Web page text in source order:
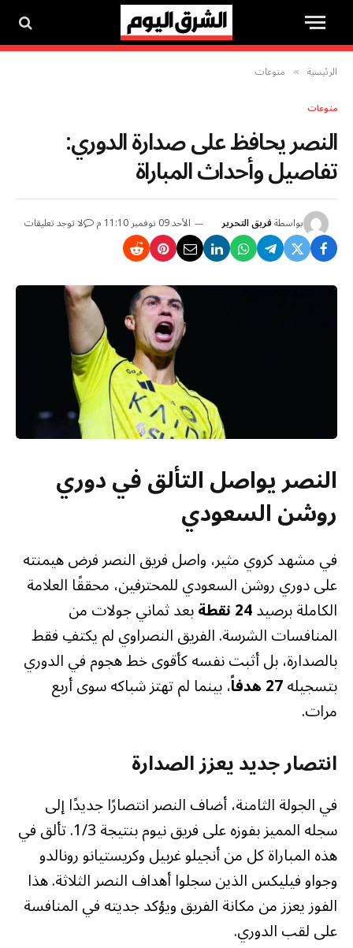
الرئيسية » منوعات
منوعات
النصر يحافظ على صدارة الدوري:
تفاصيل وأحداث المباراة
بواسطةفريق التحرير الأحد 09 نوفمبر 11:10 م لا توجد تعليقات
النصر يواصل التألق في دوري
روشن السعودي
في مشهد كروي مثير، واصل فريق النصر فرض هيمنته
على دوري روشن السعودي للمحترفين، محققًا العلامة
الكاملة برصيد24 نقطة
بعد ثماني جولات من
المنافسات الشرسة. الفريق النصراوي لم يكتفِ فقط
بالصدارة، بل أثبت نفسه كأقوى خط هجوم في الدوري
بتسجيله27 هدفاً
، بينما لم تهتز شباكه سوى أربع
مرات.
انتصار جديد يعزز الصدارة
في الجولة الثامنة، أضاف النصر انتصارًا جديدًا إلى
سجله المميز بفوزه على فريق نيوم بنتيجة 1/3. تألق في
هذه المباراة كل من أنجيلو غربيل وكريستيانو رونالدو
وجواو فيليكس الذين سجلوا أهداف النصر الثلاثة. هذا
الفوز يعزز من مكانة الفريق ويؤكد جديته في المنافسة
على لقب الدوري.